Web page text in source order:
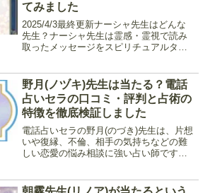
てみました
2025/4/3最終更新ナーシャ先生はどんな
先生？ナーシャ先生は霊感・霊視で読み
取ったメッセージをスピリチュアルタロ
がり多くの相談者から支持されている占
い師の一人で、優...
野月(ノヅキ)先生は当たる？電話
占いセラの口コミ・評判と占術の
特徴を徹底検証しました
電話占いセラの野月(のづき)先生は、片想
いや復縁、不倫、相手の気持ちなどの難
しい恋愛の悩み相談に強い占い師です。
この先の未来を読み解きます。野月先生